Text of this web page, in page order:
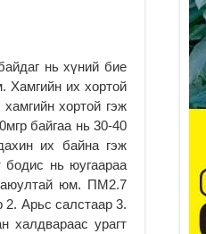
нь хүний бие
Хамгийн их хортой
хортой гэж
байгаа нь 30-40
их байна гэж
бодис нь юугаараа
аюултай юм. ПМ2.7
2. Арьс салстаар 3.
халдвараас урагт